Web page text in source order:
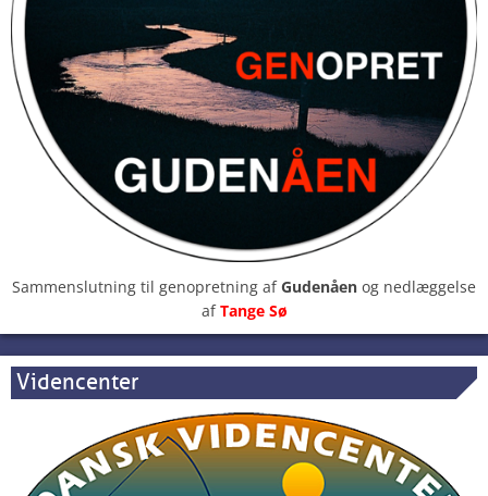
Sammenslutning til genopretning afGudenåen og nedlæggelse
afTange Sø
Videncenter